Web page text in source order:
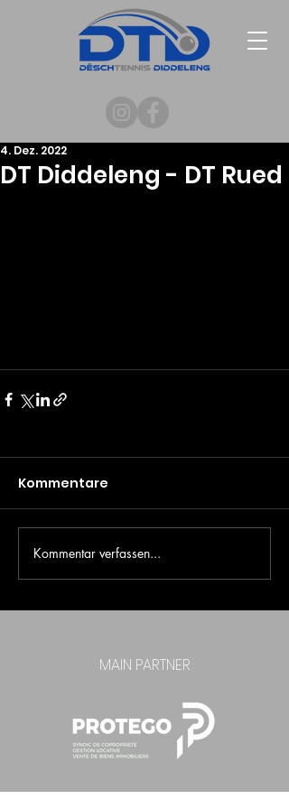
DT Diddeleng - DT Rued
4. Dez. 2022
Kommentare
Kommentar verfassen...
MAIN PARTNER